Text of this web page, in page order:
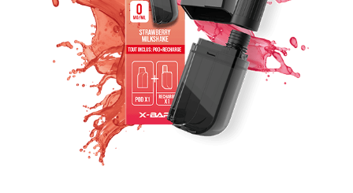
DEVENIR REVENDEUR
MON COMPTE